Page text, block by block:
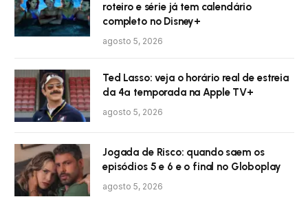
roteiro e série já tem calendário
completo no Disney+
agosto 5, 2026
Ted Lasso: veja o horário real de estreia
da 4ª temporada na Apple TV+
agosto 5, 2026
Jogada de Risco: quando saem os
episódios 5 e 6 e o final no Globoplay
agosto 5, 2026